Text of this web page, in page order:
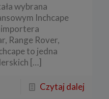
wybrana
Inchcape
importera
Range Rover,
to jedna
[…]
Czytaj dalej